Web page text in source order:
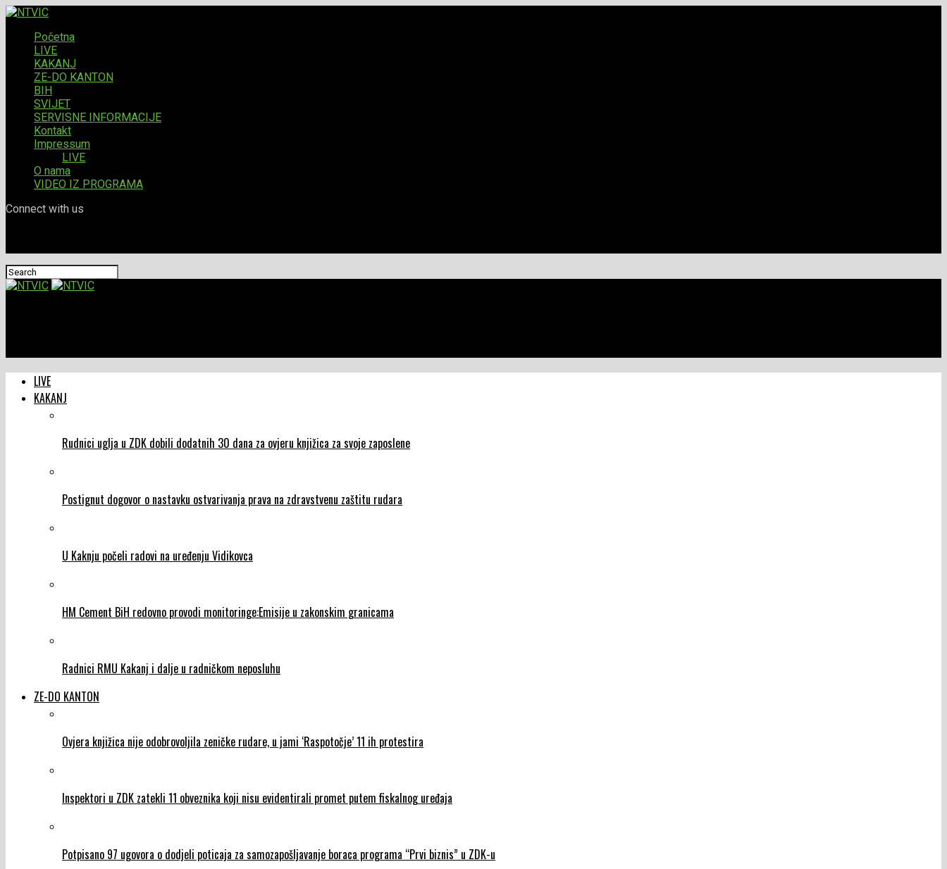
Početna
LIVE
KAKANJ
ZE-DO KANTON
BIH
SVIJET
SERVISNE INFORMACIJE
Kontakt
Impressum
LIVE
O nama
VIDEO IZ PROGRAMA
Connect with us
LIVE
KAKANJ
Rudnici uglja u ZDK dobili dodatnih 30 dana za ovjeru knjižica za svoje zaposlene
Postignut dogovor o nastavku ostvarivanja prava na zdravstvenu zaštitu rudara
U Kaknju počeli radovi na uređenju Vidikovca
HM Cement BiH redovno provodi monitoringe:Emisije u zakonskim granicama
Radnici RMU Kakanj i dalje u radničkom neposluhu
ZE-DO KANTON
Ovjera knjižica nije odobrovoljila zeničke rudare, u jami ‘Raspotočje’ 11 ih protestira
Inspektori u ZDK zatekli 11 obveznika koji nisu evidentirali promet putem fiskalnog uređaja
Potpisano 97 ugovora o dodjeli poticaja za samozapošljavanje boraca programa “Prvi biznis” u ZDK-u